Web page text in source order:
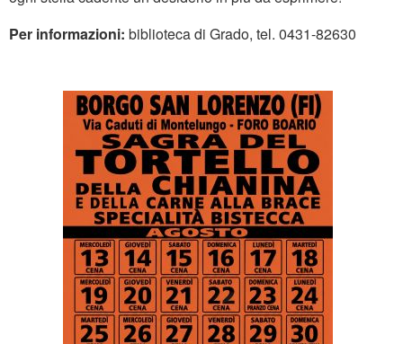
Per informazioni: biblioteca di Grado, tel. 0431-82630